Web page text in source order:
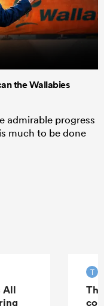
the Wallabies
admirable progress
much to be done
All
T